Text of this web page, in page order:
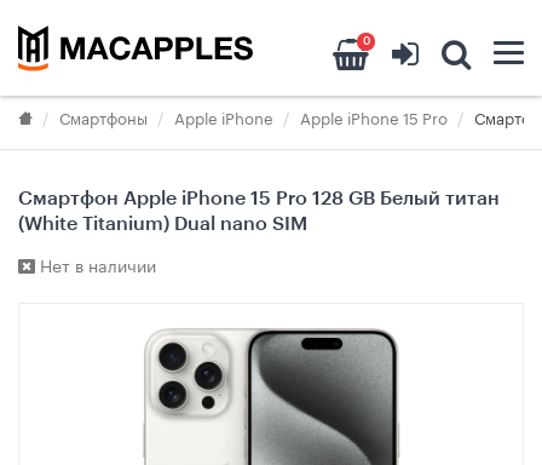
0
Смартфоны Apple iPhone Apple iPhone 15 Pro
Смартфон Apple iPhone 15 Pro 128 GB Белый титан
(White Titanium) Dual nano SIM
Нет в наличии